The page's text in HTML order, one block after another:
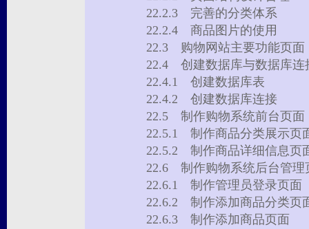
22.2.3 完善的分类体系
22.2.4 商品图片的使用
22.3 购物网站主要功能页
22.4 创建数据库与数据库
22.4.1 创建数据库表
22.4.2 创建数据库连接
22.5 制作购物系统前台页
22.5.1 制作商品分类展示
22.5.2 制作商品详细信息
22.6 制作购物系统后台管
22.6.1 制作管理员登录页
22.6.2 制作添加商品分类
22.6.3 制作添加商品页面